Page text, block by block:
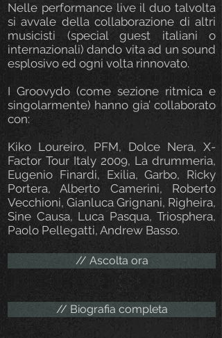
Nelle performance live il duo talvolta
si avvale della collaborazione di altri
musicisti (special guest italiani o
internazionali) dando vita ad un sound
esplosivo ed ogni volta rinnovato.
I Groovydo (come sezione ritmica e
singolarmente) hanno gia’ collaborato
con:
Kiko Loureiro, PFM, Dolce Nera, X-
Factor Tour Italy 2009, La drummeria,
Eugenio Finardi, Exilia, Garbo, Ricky
Portera, Alberto Camerini, Roberto
Vecchioni, Gianluca Grignani, Righeira,
Sine Causa, Luca Pasqua, Triosphera,
Paolo Pellegatti, Andrew Basso.
// Ascolta ora
// Biografia completa